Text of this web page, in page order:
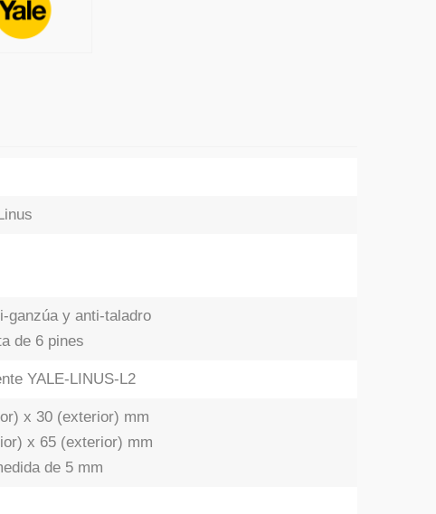
ganzúa y anti-taladro
de 6 pines
YALE-LINUS-L2
x 30 (exterior) mm
x 65 (exterior) mm
de 5 mm